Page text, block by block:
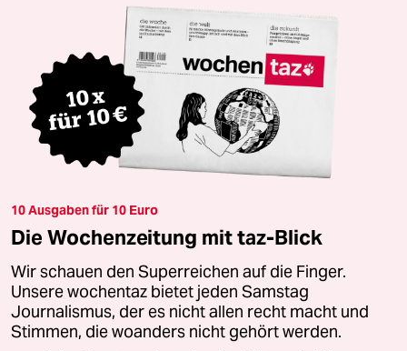
10 Ausgaben für 10 Euro
Die Wochenzeitung mit taz-Blick
Wir schauen den Superreichen auf die Finger.
Unsere wochentaz bietet jeden Samstag
Journalismus, der es nicht allen recht macht und
Stimmen, die woanders nicht gehört werden.